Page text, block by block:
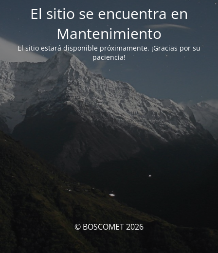
El sitio se encuentra en
Mantenimiento
El sitio estará disponible próximamente. ¡Gracias por su
paciencia!
© BOSCOMET 2026